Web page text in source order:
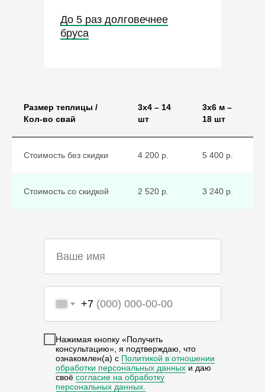
До 5 раз долговечнее
бруса
Размер теплицы /
Кол-во свай
3х4 – 14
шт
3х6 м –
18 шт
Стоимость без скидки 4 200 р. 5 400 р.
Стоимость со скидкой 2 520 р. 3 240 р.
+7
Нажимая кнопку «Получить
консультацию», я подтверждаю, что
ознакомлен(а) с Политикой в отношении
обработки персональных данных и даю
своё согласие на обработку
персональных данных.
или просто позвоните по
333-63-16